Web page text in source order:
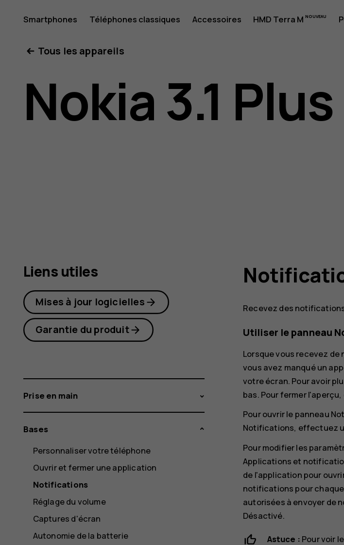
Guide
de
l'utilisateur
Smartphones Téléphones classiques Accessoires HMD Terra M
Tous les appareils
Nokia 3.1 Plus
Recevez des
Utiliser le panneau
Lorsque vous recevez
vous avez manqué un
votre écran. Pour avoir
bas. Pour fermer
Pour ouvrir le panneau
Notifications, effectuez
Pour modifier les
Applications et
de l'application pour
notifications pour
autorisées à envoyer de
Désactivé.
Astuce : Pour voir
Liens utiles
Mises à jour logicielles
Garantie du produit
Prise en main
Bases
Personnaliser votre téléphone
Ouvrir et fermer une application
Notifications
Réglage du volume
Captures d'écran
Autonomie de la batterie